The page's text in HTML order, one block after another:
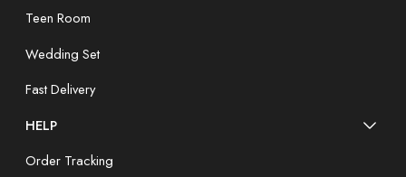
Teen Room
Wedding Set
Fast Delivery
HELP
Order Tracking